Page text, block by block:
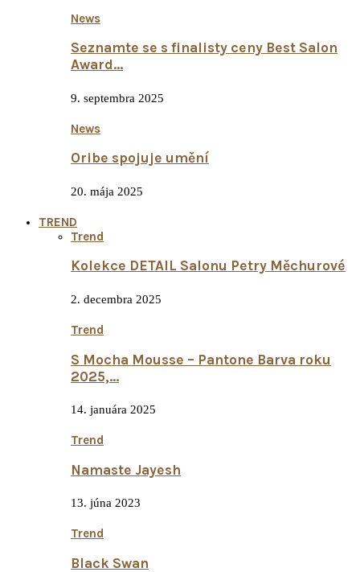
News
Seznamte se s finalisty ceny Best Salon
Award…
9. septembra 2025
News
Oribe spojuje umění
20. mája 2025
TREND
Trend
Kolekce DETAIL Salonu Petry Měchurové
2. decembra 2025
Trend
S Mocha Mousse – Pantone Barva roku
2025,…
14. januára 2025
Trend
Namaste Jayesh
13. júna 2023
Trend
Black Swan